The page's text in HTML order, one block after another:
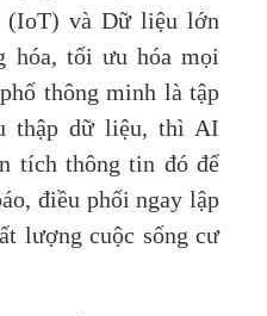
(IoT) và Dữ liệu lớn
hóa, tối ưu hóa mọi
thông minh là tập
thập dữ liệu, thì AI
tích thông tin đó để
điều phối ngay lập
lượng cuộc sống cư